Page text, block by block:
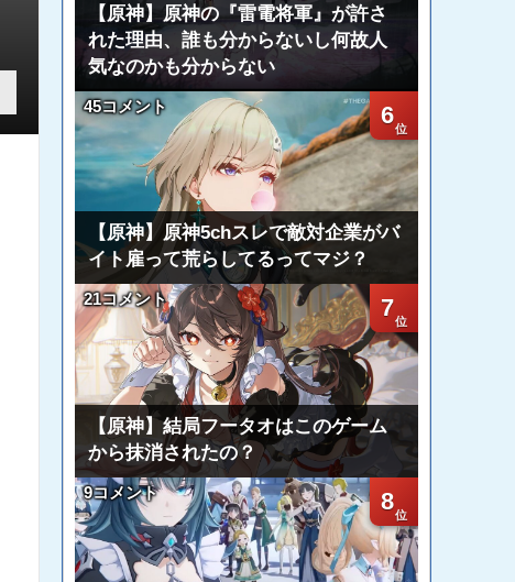
【原神】原神の『雷電将軍』が許さ
れた理由、誰も分からないし何故人
気なのかも分からない
6
45コメント
【原神】原神5chスレで敵対企業がバ
イト雇って荒らしてるってマジ？
7
21コメント
【原神】結局フータオはこのゲーム
から抹消されたの？
8
9コメント